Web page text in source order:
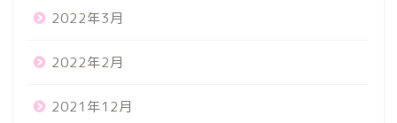
2022年3月
2022年2月
2021年12月